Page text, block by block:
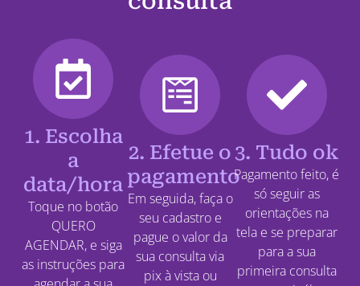
1. Escolha
a
data/hora
Toque no botão
QUERO
AGENDAR, e siga
as instruções para
2. Efetue o
pagamento
Em seguida, faça o
seu cadastro e
pague o valor da
sua consulta via
pix à vista ou
3. Tudo ok
Pagamento feito, é
só seguir as
orientações na
tela e se preparar
para a sua
primeira consulta